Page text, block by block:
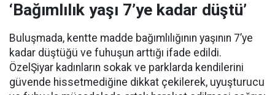
‘Bağımlılık yaşı 7’ye kadar düştü’
Buluşmada, kentte madde bağımlılığının yaşının 7’ye
kadar düştüğü ve fuhuşun arttığı ifade edildi.
ÖzelŞiyar kadınların sokak ve parklarda kendilerini
güvende hissetmediğine dikkat çekilerek, uyuşturucu